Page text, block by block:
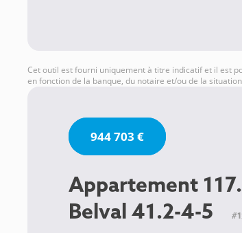
Cet outil est fourni uniquement à titre indicatif et il est
en fonction de la banque, du notaire et/ou de la
944 703 €
Appartement
Belval 41.2-4-5